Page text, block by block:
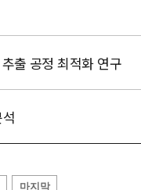
출 공정 최적화 연구
마지막